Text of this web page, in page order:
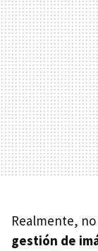
Realmente,
gestión de